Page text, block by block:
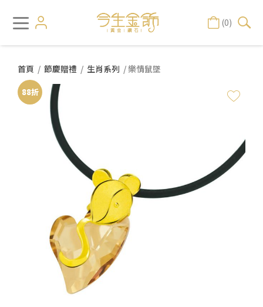
(0)
首頁 / 節慶贈禮 / 生肖系列 / 樂情鼠墜
88折